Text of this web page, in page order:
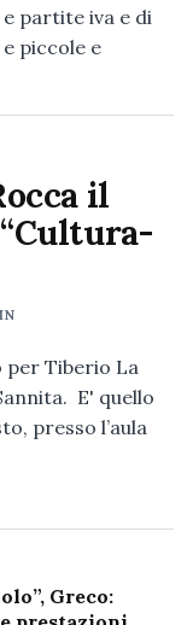
partite iva e di
piccole e
il
per Tiberio La
E' quello
presso l’aula
Greco: